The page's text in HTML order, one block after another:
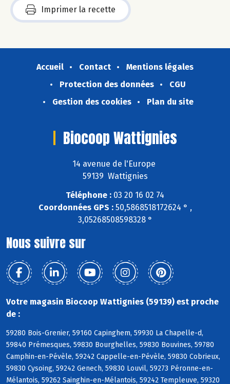
Imprimer la recette
Accueil Contact
Mentions légales
Protection des données
CGU
Gestion des cookies
Plan du site
Biocoop Wattignies
14 avenue de l'Europe
59139 Wattignies
Téléphone : 03 20 16 02 74
Coordonnées GPS :50,5868518172624 ° ,
3,05268508598328 °
Nous suivre sur
Votre magasin Biocoop Wattignies (59139) est proche
de :
59280 Bois-Grenier, 59160 Capinghem, 59930 La Chapelle-d,
59840 Prémesques, 59830 Bourghelles, 59830 Bouvines, 59780
Camphin-en-Pévèle, 59242 Cappelle-en-Pévèle, 59830 Cobrieux,
59830 Cysoing, 59242 Genech, 59830 Louvil, 59273 Péronne-en-
Mélantois, 59262 Sainghin-en-Mélantois, 59242 Templeuve, 59320